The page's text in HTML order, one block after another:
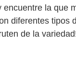
la que
diferentes tipos
de la